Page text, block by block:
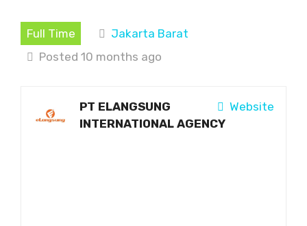
Full Time
Jakarta Barat
Posted 10 months ago
Website
PT ELANGSUNG
INTERNATIONAL AGENCY